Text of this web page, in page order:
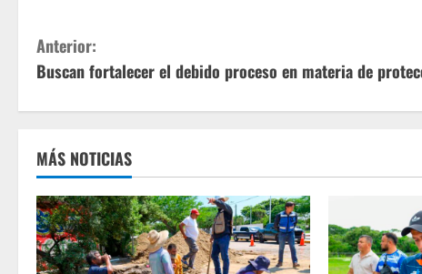
S
i
g
u
e
l
Anterior:
Buscan fortalecer el debido proceso en materia de
MÁS NOTICIAS